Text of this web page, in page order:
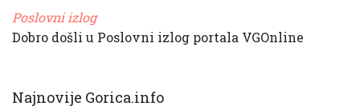
Poslovni izlog
Dobro došli u Poslovni izlog portala VGOnline
Najnovije Gorica.info